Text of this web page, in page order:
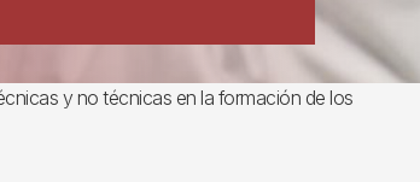
y no técnicas en la formación de los